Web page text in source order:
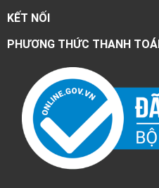
KẾT NỐI
PHƯƠNG THỨC THANH